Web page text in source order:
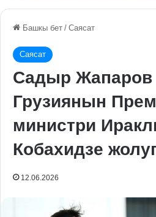
Башкы бет / Саясат
Саясат
Садыр Жапаров
Грузиянын
министри
Кобахидзе
12.06.2026